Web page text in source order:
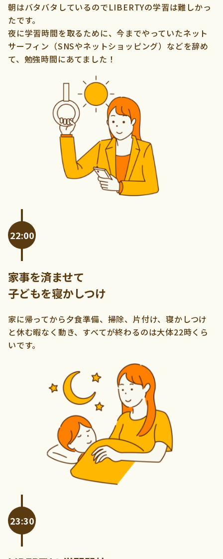
朝はバタバタしているのでLIBERTYの学習は難しかっ
たです。
夜に学習時間を取るために、今までやっていたネット
サーフィン（SNSやネットショッピング）などを辞め
て、勉強時間にあてました！
22:00
家事を済ませて
子どもを寝かしつけ
家に帰ってから夕食準備、掃除、片付け、寝かしつけ
と休む暇なく動き、すべてが終わるのは大体22時くら
いです。
23:30